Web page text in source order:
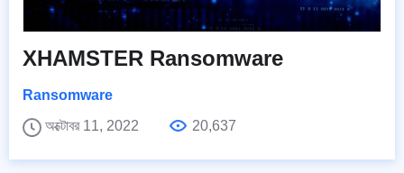
XHAMSTER Ransomware
Ransomware
অক্টোবর 11, 2022
20,637